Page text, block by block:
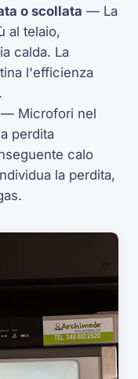
o scollata — La
al telaio,
calda. La
l'efficienza
— Microfori nel
perdita
calo
la perdita,